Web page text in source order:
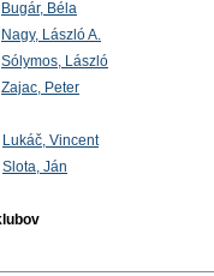
Bugár, Béla
Nagy, László A.
Sólymos, László
Zajac, Peter
Lukáč, Vincent
Slota, Ján